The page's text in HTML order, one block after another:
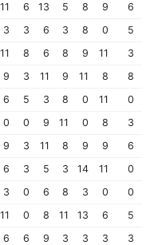
11 6 13 5 8 9 6
3 3 6 3 8 0 5
11 8 6 8 9 11 3
9 3 11 9 11 8 8
6 5 3 8 0 11 0
0 0 9 11 0 8 3
9 3 11 8 9 9 6
6 3 5 3 14 11 0
3 0 6 8 3 0 0
11 0 8 11 13 6 5
6 6 9 3 3 3 3